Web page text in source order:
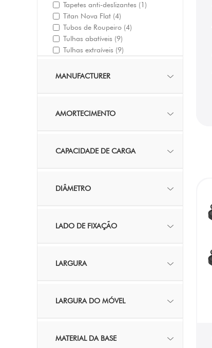
Tapetes anti-deslizantes (1)
Titan Nova Flat (4)
Tubos de Roupeiro (4)
Tulhas abatíveis (9)
Tulhas extraíveis (9)
MANUFACTURER
AMORTECIMENTO
CAPACIDADE DE CARGA
DIÂMETRO
LADO DE FIXAÇÃO
LARGURA
LARGURA DO MÓVEL
MATERIAL DA BASE